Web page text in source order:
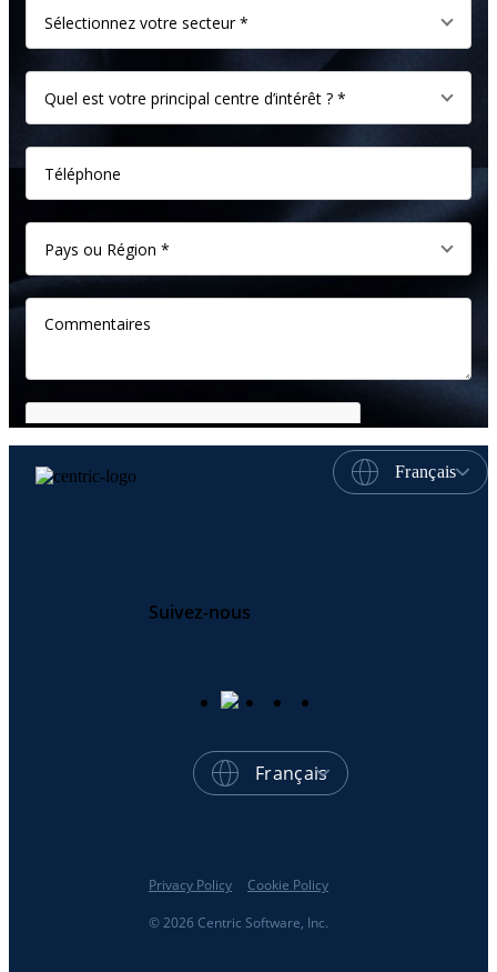
Français
Suivez-nous
Français
© 2026 Centric Software, Inc.
Privacy Policy Cookie Policy